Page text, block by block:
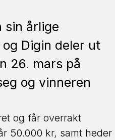
sin årlige
Digin deler ut
26. mars på
og vinneren
og får overrakt
50.000 kr, samt heder